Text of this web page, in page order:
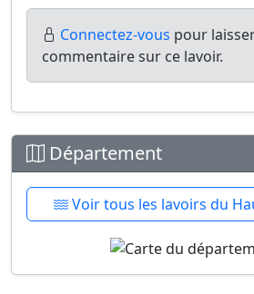
Connectez-vous pour
commentaire sur ce lavoir.
Département
Voir tous les lavoirs du